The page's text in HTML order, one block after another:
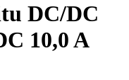
DC/DC
10,0 A